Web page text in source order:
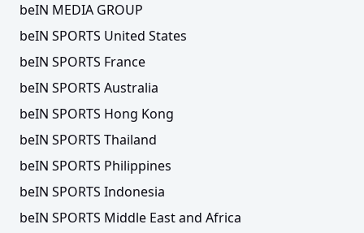
beIN MEDIA GROUP
beIN SPORTS United States
beIN SPORTS France
beIN SPORTS Australia
beIN SPORTS Hong Kong
beIN SPORTS Thailand
beIN SPORTS Philippines
beIN SPORTS Indonesia
beIN SPORTS Middle East and Africa